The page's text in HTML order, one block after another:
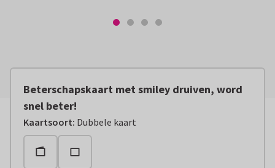
Beterschapskaart met smiley druiven, word
snel beter!
Kaartsoort: Dubbele kaart
Vanaf:€ 2,99 excl. verzendkosten